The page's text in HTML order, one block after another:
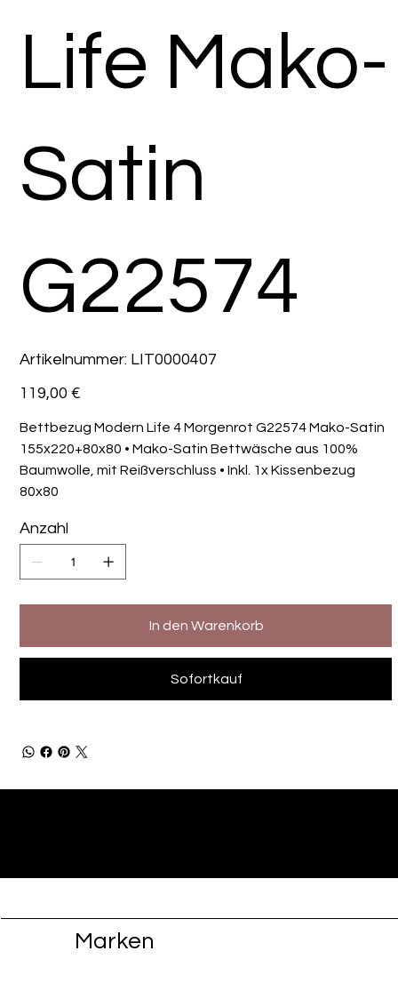
Life Mako-
Satin
G22574
Artikelnummer: Artikelnummer:
LIT0000407
LIT0000407
Preis
119,00 €
Bettbezug Modern Life 4 Morgenrot G22574 Mako-Satin
155x220+80x80 • Mako-Satin Bettwäsche aus 100%
Baumwolle, mit Reißverschluss • Inkl. 1x Kissenbezug
80x80
Anzahl
In den Warenkorb
Sofortkauf
Marken